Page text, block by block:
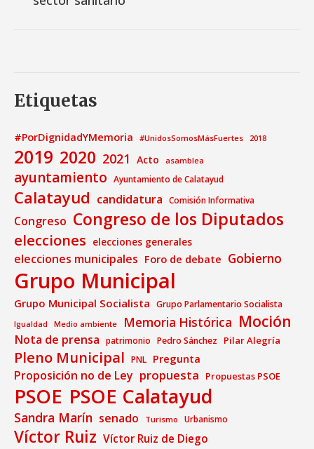
Etiquetas
#PorDignidadYMemoria #UnidosSomosMásFuertes 2018
2019 2020 2021 Acto asamblea
ayuntamiento Ayuntamiento de Calatayud
Calatayud candidatura Comisión Informativa
Congreso Congreso de los Diputados
elecciones elecciones generales
elecciones municipales Foro de debate Gobierno
Grupo Municipal
Grupo Municipal Socialista Grupo Parlamentario Socialista
Igualdad Medio ambiente Memoria Histórica Moción
Nota de prensa patrimonio Pedro Sánchez Pilar Alegría
Pleno Municipal PNL Pregunta
Proposición no de Ley propuesta Propuestas PSOE
PSOE PSOE Calatayud
Sandra Marín senado Turismo Urbanismo
Víctor Ruiz Víctor Ruiz de Diego